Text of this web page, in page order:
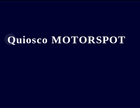
Quiosco MOTORSPOT